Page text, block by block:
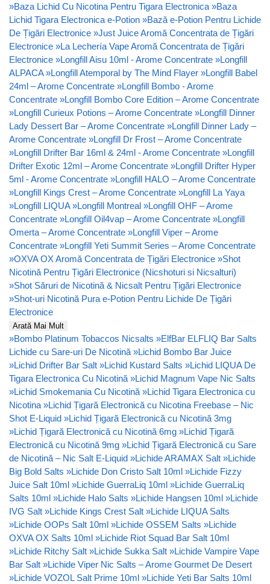
»Baza Lichid Cu Nicotina Pentru Tigara Electronica »Baza
Lichid Tigara Electronica e-Potion »Bază e-Potion Pentru Lichide
De Țigări Electronice »Just Juice Aromă Concentrata de Țigări
Electronice »La Lechería Vape Aromă Concentrata de Țigări
Electronice »Longfill Aisu 10ml - Arome Concentrate »Longfill
ALPACA »Longfill Atemporal by The Mind Flayer »Longfill Babel
24ml – Arome Concentrate »Longfill Bombo - Arome
Concentrate »Longfill Bombo Core Edition – Arome Concentrate
»Longfill Curieux Potions – Arome Concentrate »Longfill Dinner
Lady Dessert Bar – Arome Concentrate »Longfill Dinner Lady –
Arome Concentrate »Longfill Dr Frost – Arome Concentrate
»Longfill Drifter Bar 16ml & 24ml - Arome Concentrate »Longfill
Drifter Exotic 12ml – Arome Concentrate »Longfill Drifter Hyper
5ml - Arome Concentrate »Longfill HALO – Arome Concentrate
»Longfill Kings Crest – Arome Concentrate »Longfill La Yaya
»Longfill LIQUA »Longfill Montreal »Longfill OHF – Arome
Concentrate »Longfill Oil4vap – Arome Concentrate »Longfill
Omerta – Arome Concentrate »Longfill Viper – Arome
Concentrate »Longfill Yeti Summit Series – Arome Concentrate
»OXVA OX Aromă Concentrata de Țigări Electronice »Shot
Nicotină Pentru Țigări Electronice (Nicshoturi si Nicsalturi)
»Shot Săruri de Nicotină & Nicsalt Pentru Țigări Electronice
»Shot-uri Nicotină Pura e-Potion Pentru Lichide De Țigări
Electronice
Arată Mai Mult
»Bombo Platinum Tobaccos Nicsalts »ElfBar ELFLIQ Bar Salts
Lichide cu Sare-uri De Nicotină »Lichid Bombo Bar Juice
»Lichid Drifter Bar Salt »Lichid Kustard Salts »Lichid LIQUA De
Tigara Electronica Cu Nicotină »Lichid Magnum Vape Nic Salts
»Lichid Smokemania Cu Nicotină »Lichid Tigara Electronica cu
Nicotina »Lichid Țigară Electronică cu Nicotina Freebase – Nic
Shot E-Liquid »Lichid Țigară Electronică cu Nicotină 3mg
»Lichid Țigară Electronică cu Nicotină 6mg »Lichid Țigară
Electronică cu Nicotină 9mg »Lichid Țigară Electronică cu Sare
de Nicotină – Nic Salt E-Liquid »Lichide ARAMAX Salt »Lichide
Big Bold Salts »Lichide Don Cristo Salt 10ml »Lichide Fizzy
Juice Salt 10ml »Lichide GuerraLiq 10ml »Lichide GuerraLiq
Salts 10ml »Lichide Halo Salts »Lichide Hangsen 10ml »Lichide
IVG Salt »Lichide Kings Crest Salt »Lichide LIQUA Salts
»Lichide OOPs Salt 10ml »Lichide OSSEM Salts »Lichide
OXVA OX Salts 10ml »Lichide Riot Squad Bar Salt 10ml
»Lichide Ritchy Salt »Lichide Sukka Salt »Lichide Vampire Vape
Bar Salt »Lichide Viper Nic Salts – Arome Gourmet De Desert
»Lichide VOZOL Salt Prime 10ml »Lichide Yeti Bar Salts 10ml